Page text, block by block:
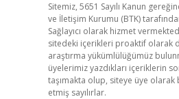
Sitemiz, 5651 Sayılı Kanun
ve İletişim Kurumu (BTK)
Sağlayıcı olarak hizmet
sitedeki içerikleri proaktif olarak
araştırma yükümlülüğümüz
üyelerimiz yazdıkları içeriklerin
taşımakta olup, siteye üye
etmiş sayılırlar.